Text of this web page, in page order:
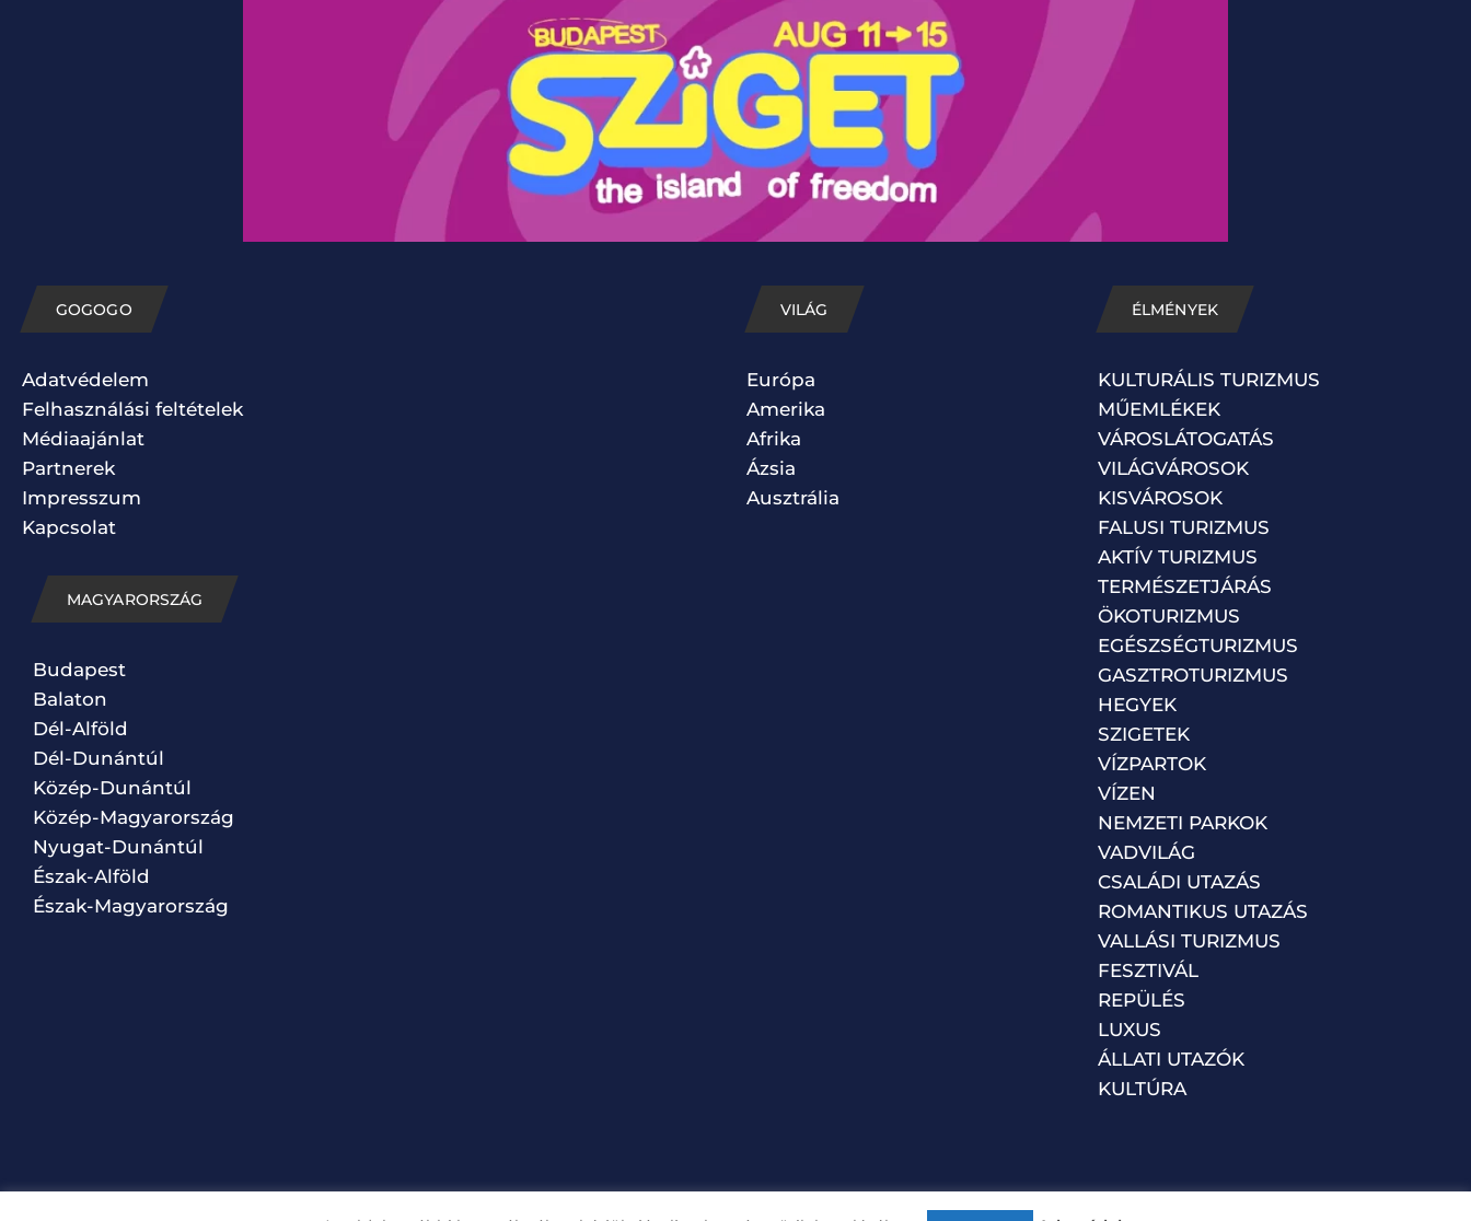
GOGOGO
Adatvédelem
Felhasználási feltételek
Médiaajánlat
Partnerek
Impresszum
Kapcsolat
MAGYARORSZÁG
Budapest
Balaton
Dél-Alföld
Dél-Dunántúl
Közép-Dunántúl
Közép-Magyarország
Nyugat-Dunántúl
Észak-Alföld
Észak-Magyarország
VILÁG
Európa
Amerika
Afrika
Ázsia
Ausztrália
ÉLMÉNYEK
KULTURÁLIS TURIZMUS
MŰEMLÉKEK
VÁROSLÁTOGATÁS
VILÁGVÁROSOK
KISVÁROSOK
FALUSI TURIZMUS
AKTÍV TURIZMUS
TERMÉSZETJÁRÁS
ÖKOTURIZMUS
EGÉSZSÉGTURIZMUS
GASZTROTURIZMUS
HEGYEK
SZIGETEK
VÍZPARTOK
VÍZEN
NEMZETI PARKOK
VADVILÁG
CSALÁDI UTAZÁS
ROMANTIKUS UTAZÁS
VALLÁSI TURIZMUS
FESZTIVÁL
REPÜLÉS
LUXUS
ÁLLATI UTAZÓK
KULTÚRA